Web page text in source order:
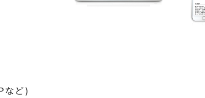
など)